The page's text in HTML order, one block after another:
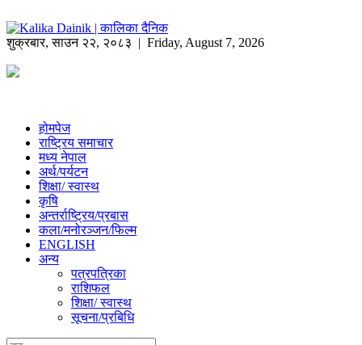
शुक्रबार,साउन २२, २०८३ | Friday, August 7, 2026
होमपेज
राष्ट्रिय समाचार
मध्य नेपाल
अर्थ/पर्यटन
शिक्षा/ स्वास्थ
कृषि
अन्तर्राष्ट्रिय/प्रबास
कला/मनोरञ्जन/फिल्म
ENGLISH
अन्य
पत्रपत्रिका
राशिफल
शिक्षा/ स्वास्थ
सूचना/प्रबिधि